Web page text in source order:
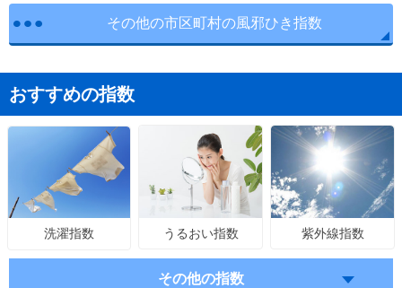
その他の市区町村の風邪ひき指数
おすすめの指数
洗濯指数 うるおい指数 紫外線指数
その他の指数